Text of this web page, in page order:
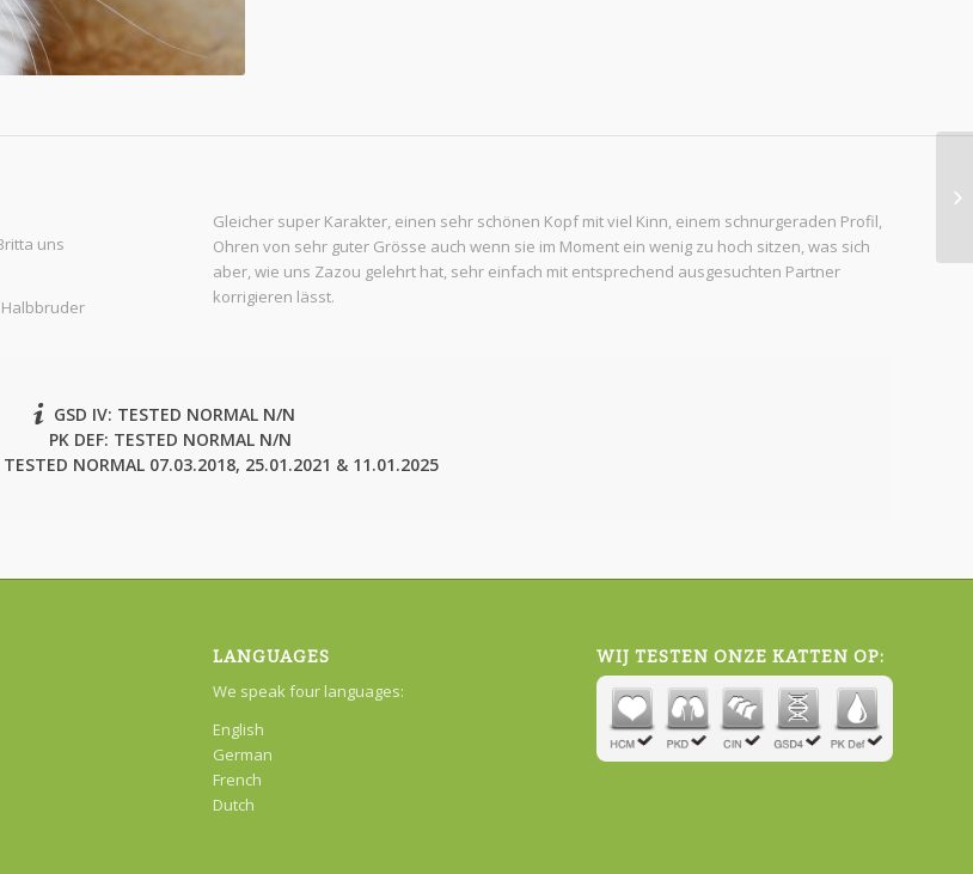
uns
Gleicher super Karakter, einen sehr schönen Kopf mit viel Kinn, einem schnurgeraden Profil,
Ohren von sehr guter Grösse auch wenn sie im Moment ein wenig zu hoch sitzen, was sich
aber, wie uns Zazou gelehrt hat, sehr einfach mit entsprechend ausgesuchten Partner
korrigieren lässt.
GSD IV: TESTED NORMAL N/N
PK DEF: TESTED NORMAL N/N
TESTED NORMAL 07.03.2018, 25.01.2021 & 11.01.2025
LANGUAGES
We speak four languages:
English
German
French
Dutch
WIJ TESTEN ONZE KATTEN OP: